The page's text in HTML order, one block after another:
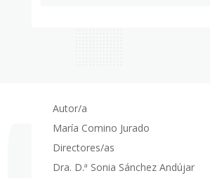
Autor/a
María Comino Jurado
Directores/as
Dra. D.ª Sonia Sánchez Andújar